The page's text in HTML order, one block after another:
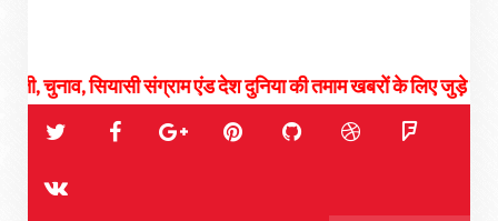
संग्राम एंड देश दुनिया की तमाम खबरों के लिए जुड़े रहिये हमसे...